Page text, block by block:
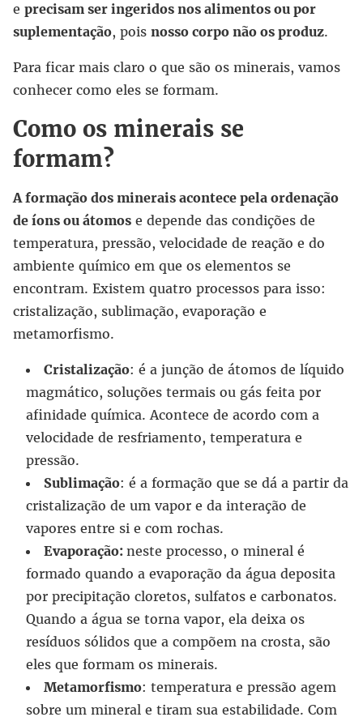
e precisam ser ingeridos nos alimentos ou por
suplementação, pois nosso corpo não os produz.
Para ficar mais claro o que são os minerais, vamos
conhecer como eles se formam.
Como os minerais se
formam?
A formação dos minerais acontece pela ordenação
de íons ou átomos e depende das condições de
temperatura, pressão, velocidade de reação e do
ambiente químico em que os elementos se
encontram. Existem quatro processos para isso:
cristalização, sublimação, evaporação e
metamorfismo.
Cristalização: é a junção de átomos de líquido
magmático, soluções termais ou gás feita por
afinidade química. Acontece de acordo com a
velocidade de resfriamento, temperatura e
pressão.
Sublimação: é a formação que se dá a partir da
cristalização de um vapor e da interação de
vapores entre si e com rochas.
Evaporação: neste processo, o mineral é
formado quando a evaporação da água deposita
por precipitação cloretos, sulfatos e carbonatos.
Quando a água se torna vapor, ela deixa os
resíduos sólidos que a compõem na crosta, são
eles que formam os minerais.
Metamorfismo: temperatura e pressão agem
sobre um mineral e tiram sua estabilidade. Com